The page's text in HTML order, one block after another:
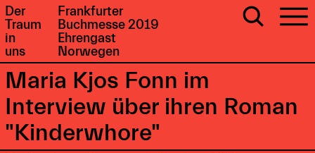
Der
Traum
in
uns
Frankfurter
Buchmesse 2019
Ehrengast
Norwegen
Maria Kjos Fonn im
Interview über ihren Roman
"Kinderwhore"